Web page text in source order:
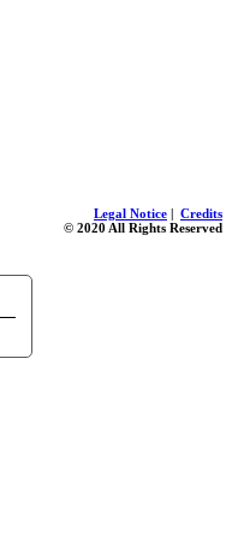
Legal Notice | Credits
© 2020 All Rights Reserved